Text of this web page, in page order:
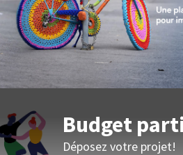
Budget
Déposez votre projet!